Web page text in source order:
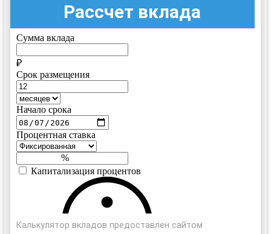
Рассчет вклада
Калькулятор вкладов предоставлен сайтом